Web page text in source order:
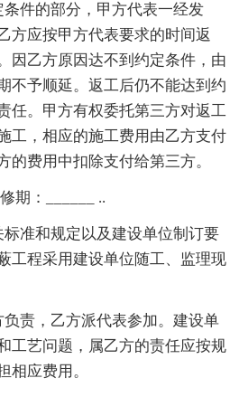
件的部分，甲方代表一经发
方应按甲方代表要求的时间返
因乙方原因达不到约定条件，由
不予顺延。返工后仍不能达到约
任。甲方有权委托第三方对返工
工，相应的施工费用由乙方支付
的费用中扣除支付给第三方。
期：______ ..
准和规定以及建设单位制订要
工程采用建设单位随工、监理现
责，乙方派代表参加。建设单
工艺问题，属乙方的责任应按规
相应费用。